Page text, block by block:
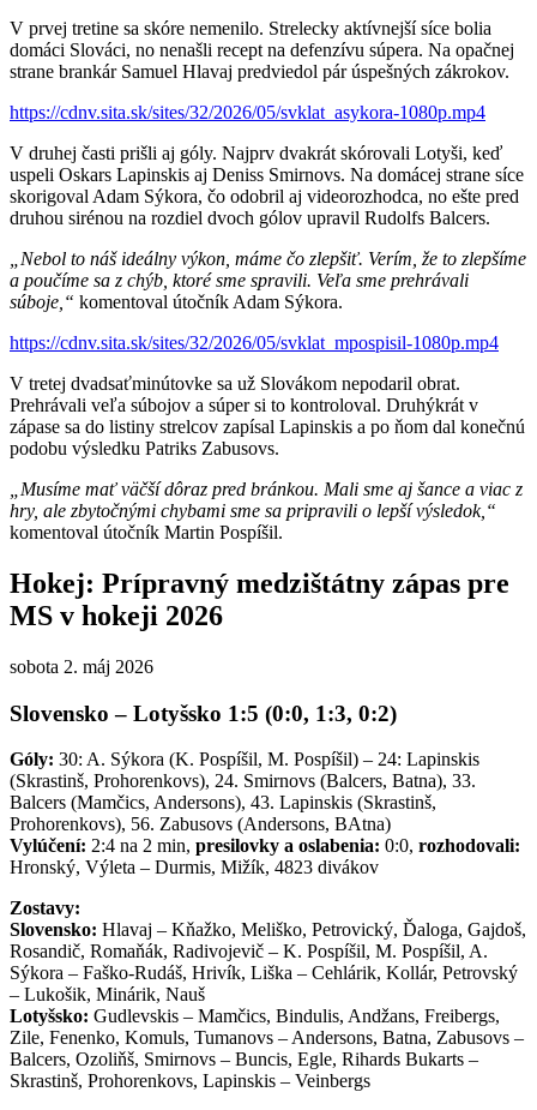
V prvej tretine sa skóre nemenilo. Strelecky aktívnejší síce bolia
domáci Slováci, no nenašli recept na defenzívu súpera. Na opačnej
strane brankár Samuel Hlavaj predviedol pár úspešných zákrokov.
https://cdnv.sita.sk/sites/32/2026/05/svklat_asykora-1080p.mp4
V druhej časti prišli aj góly. Najprv dvakrát skórovali Lotyši, keď
uspeli Oskars Lapinskis aj Deniss Smirnovs. Na domácej strane síce
skorigoval Adam Sýkora, čo odobril aj videorozhodca, no ešte pred
druhou sirénou na rozdiel dvoch gólov upravil Rudolfs Balcers.
„Nebol to náš ideálny výkon, máme čo zlepšiť. Verím, že to zlepšíme
a poučíme sa z chýb, ktoré sme spravili. Veľa sme prehrávali
súboje,“ komentoval útočník Adam Sýkora.
https://cdnv.sita.sk/sites/32/2026/05/svklat_mpospisil-1080p.mp4
V tretej dvadsaťminútovke sa už Slovákom nepodaril obrat.
Prehrávali veľa súbojov a súper si to kontroloval. Druhýkrát v
zápase sa do listiny strelcov zapísal Lapinskis a po ňom dal konečnú
podobu výsledku Patriks Zabusovs.
„Musíme mať väčší dôraz pred bránkou. Mali sme aj šance a viac z
hry, ale zbytočnými chybami sme sa pripravili o lepší výsledok,“
komentoval útočník Martin Pospíšil.
Hokej: Prípravný medzištátny zápas pre
MS v hokeji 2026
sobota 2. máj 2026
Slovensko – Lotyšsko 1:5 (0:0, 1:3, 0:2)
Góly: 30: A. Sýkora (K. Pospíšil, M. Pospíšil) – 24: Lapinskis
(Skrastinš, Prohorenkovs), 24. Smirnovs (Balcers, Batna), 33.
Balcers (Mamčics, Andersons), 43. Lapinskis (Skrastinš,
Prohorenkovs), 56. Zabusovs (Andersons, BAtna)
Vylúčení: 2:4 na 2 min, presilovky a oslabenia: 0:0, rozhodovali:
Hronský, Výleta – Durmis, Mižík, 4823 divákov
Zostavy:
Slovensko: Hlavaj – Kňažko, Meliško, Petrovický, Ďaloga, Gajdoš,
Rosandič, Romaňák, Radivojevič – K. Pospíšil, M. Pospíšil, A.
Sýkora – Faško-Rudáš, Hrivík, Liška – Cehlárik, Kollár, Petrovský
– Lukošik, Minárik, Nauš
Lotyšsko: Gudlevskis – Mamčics, Bindulis, Andžans, Freibergs,
Zile, Fenenko, Komuls, Tumanovs – Andersons, Batna, Zabusovs –
Balcers, Ozoliňš, Smirnovs – Buncis, Egle, Rihards Bukarts –
Skrastinš, Prohorenkovs, Lapinskis – Veinbergs